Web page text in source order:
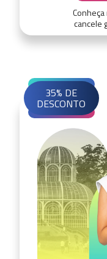
cancele
35% DE
DESCONTO